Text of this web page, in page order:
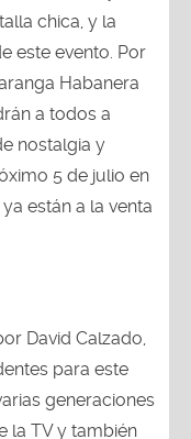
chica, y la
este evento. Por
Habanera
a todos a
nostalgia y
5 de julio en
están a la venta
David Calzado,
para este
generaciones
la TV y también